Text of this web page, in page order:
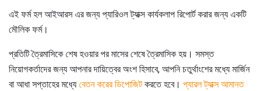
এই ফর্ম হল আইআরস এর জন্য প্যারিওল ট্যাক্স কার্যকলাপ রিপোর্ট করার জন্য একটি
মৌলিক ফর্ম।
প্রতিটি ত্রৈমাসিকে শেষ হওয়ার পর মাসের শেষে ত্রৈমাসিক হয়। সমস্ত
নিয়োগকর্তাদের জন্য আপনার দায়িত্বের অংশ হিসাবে, আপনি চতুর্থাংশের মধ্যে মার্জিন
বা আধা সপ্তাহের মধ্যে বেতন করের ডিপোজিটকরতে হবে। প্যারল ট্যাক্স আমানত